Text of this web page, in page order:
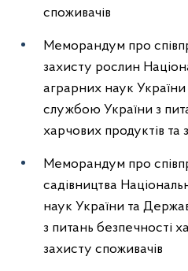
споживачів
Меморандум про
захисту рослин
аграрних наук
службою України з
харчових продуктів та
Меморандум про
садівництва
наук України та
з питань безпечності
захисту споживачів